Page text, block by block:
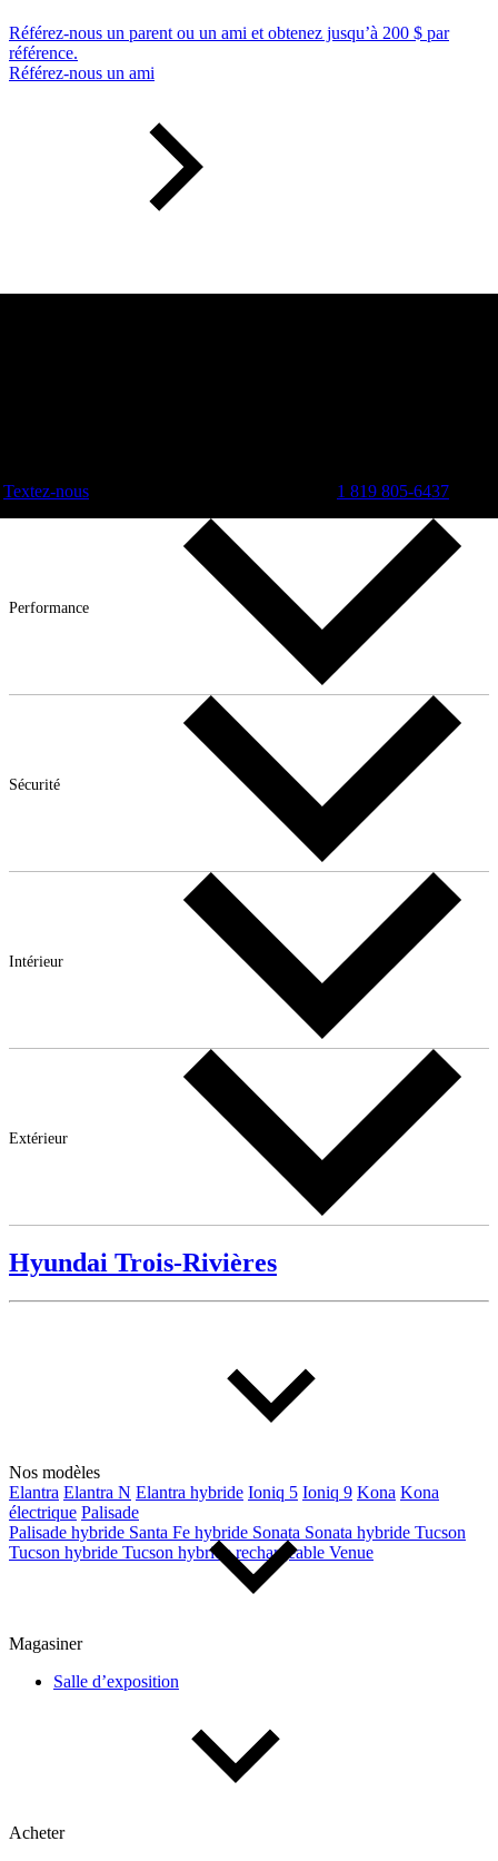
Référez-nous un parent ou un ami et obtenez jusqu’à 200 $ par
référence.
Référez-nous un ami
Textez-nous 1 819 805-6437
Performance
Sécurité
Intérieur
Extérieur
Hyundai Trois-Rivières
Nos modèles
Elantra Elantra N Elantra hybride Ioniq 5 Ioniq 9 Kona Kona
électrique Palisade
Palisade hybride Santa Fe hybride Sonata Sonata hybride Tucson
Tucson hybride Tucson hybride rechargeable Venue
Magasiner
Salle d’exposition
Acheter